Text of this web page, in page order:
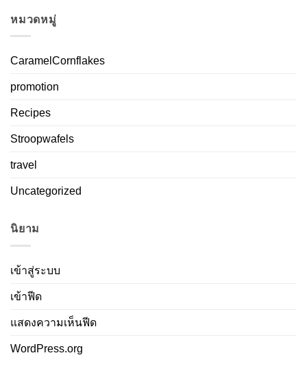
หมวดหมู่
CaramelCornflakes
promotion
Recipes
Stroopwafels
travel
Uncategorized
นิยาม
เข้าสู่ระบบ
เข้าฟีด
แสดงความเห็นฟีด
WordPress.org